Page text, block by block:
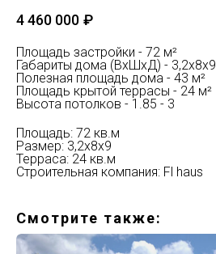
4 460 000 ₽
Площадь застройки - 72 м²
Габариты дома (ВхШхД) - 3,2х8х9
Полезная площадь дома - 43 м²
Площадь крытой террасы - 24 м²
Высота потолков - 1.85 - 3
Площадь: 72 кв.м
Размер: 3,2х8х9
Терраса: 24 кв.м
Строительная компания: Fl haus
Смотрите также: